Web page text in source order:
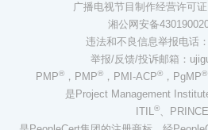
广播电视节目制作经营许可
湘公网安备
违法和不良信息举报电话
举报/反馈/投诉邮箱：
PMP®，PMP®，PMI-ACP®，PgMP®
是Project Management
ITIL®、